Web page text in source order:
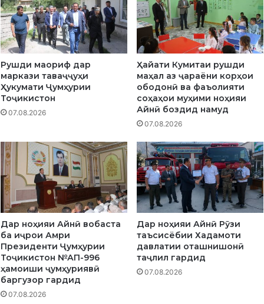
к
т
а
б
и
и
х
у
с
у
ӣ
у
н
ё
м
е
ш
а
в
а
д
у
л
и
о
б
ё
р
и
қ
т
р
а
г
ӣ
р
о
ҳ
м
о
н
Рушди маориф дар
маркази таваҷҷуҳи
Ҳукумати Ҷумҳурии
Тоҷикистон
07.08.2026
Ҳайати Кумитаи рушди
маҳал аз ҷараёни корҳои
ободонӣ ва фаъолияти
соҳаҳои муҳими ноҳияи
Айнӣ боздид намуд
07.08.2026
Дар ноҳияи Айнӣ вобаста
ба иҷрои Амри
Президенти Ҷумҳурии
Тоҷикистон №АП-996
ҳамоиши ҷумҳуриявӣ
баргузор гардид
07.08.2026
Дар ноҳияи Айнӣ Рӯзи
таъсисёбии Хадамоти
давлатии оташнишонӣ
таҷлил гардид
07.08.2026